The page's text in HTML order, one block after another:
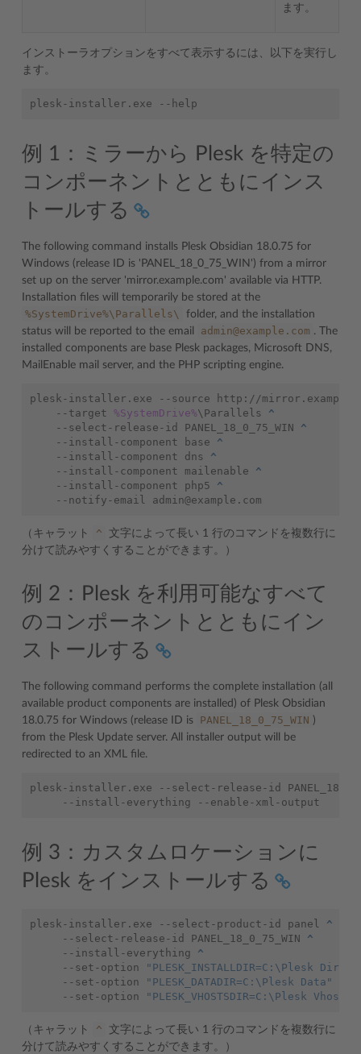
ます。
インストーラオプションをすべて表示するには、以下を実行し
ます。
例 1：ミラーから Plesk を特定の
コンポーネントとともにインス
トールする
The following command installs Plesk Obsidian 18.0.75 for
Windows (release ID is 'PANEL_18_0_75_WIN') from a mirror
set up on the server 'mirror.example.com' available via HTTP.
Installation files will temporarily be stored at the
%SystemDrive%\Parallels\
folder, and the installation
status will be reported to the email
admin@example.com . The
installed components are base Plesk packages, Microsoft DNS,
MailEnable mail server, and the PHP scripting engine.
plesk-installer.exe --source http://
   --target
%SystemDrive%\Parallels ^
   --select-release-id PANEL_18_0_75_WIN
^
   --install-component base
^
   --install-component dns
^
   --install-component mailenable
^
   --install-component php5
^
（キャラット ^
文字によって長い 1 行のコマンドを複数行に
分けて読みやすくすることができます。）
例 2：Plesk を利用可能なすべて
のコンポーネントとともにイン
ストールする
The following command performs the complete installation (all
available product components are installed) of Plesk Obsidian
18.0.75 for Windows (release ID is
PANEL_18_0_75_WIN )
from the Plesk Update server. All installer output will be
redirected to an XML file.
plesk-installer.exe --select-release-id
例 3：カスタムロケーションに
Plesk をインストールする
plesk-installer.exe --select-product-id panel ^
    --select-release-id PANEL_18_0_75_WIN
^
    --install-everything
^
    --set-option
"PLESK_INSTALLDIR=C:\Plesk Dir"
    --set-option
"PLESK_DATADIR=C:\Plesk Data"
    --set-option
"PLESK_VHOSTSDIR=C:\Plesk Vhosts"
（キャラット ^
文字によって長い 1 行のコマンドを複数行に
分けて読みやすくすることができます。）